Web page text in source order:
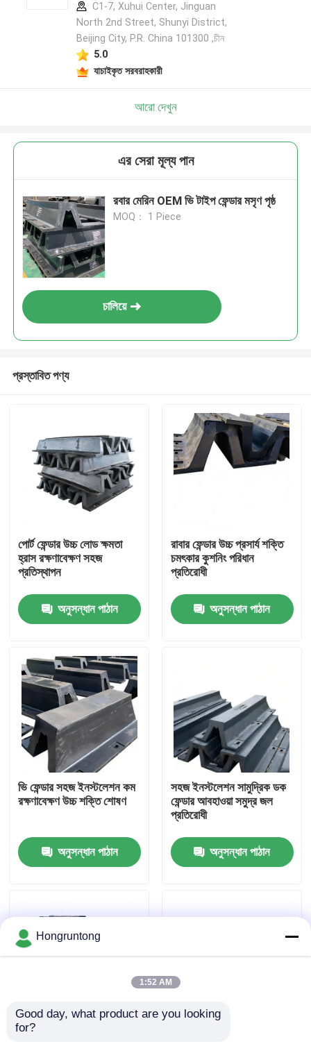
ভিডিও
আমাদের সম্পর্কে
গুণমান নিয়ন্ত্রণ
উদ্ধৃতির জন্য আবেদন
ডক রাবার ফেন্ডার
C1-7, Xuhui Center, Jinguan
North 2nd Street, Shunyi District,
Beijing City, P.R. China 101300 ,চীন
5.0
যাচাইকৃত সরবরাহকারী
আরো দেখুন
এর সেরা মূল্য পান
রবার মেরিন OEM ভি টাইপ ফেন্ডার মসৃণ পৃষ্ঠ
MOQ： 1 Piece
চালিয়ে
প্রস্তাবিত পণ্য
পোর্ট ফেন্ডার উচ্চ লোড ক্ষমতা
হ্রাস রক্ষণাবেক্ষণ সহজ
প্রতিস্থাপন
অনুসন্ধান পাঠান
রাবার ফেন্ডার উচ্চ প্রসার্য শক্তি
চমৎকার কুশনিং পরিধান
প্রতিরোধী
অনুসন্ধান পাঠান
ভি ফেন্ডার সহজ ইনস্টলেশন কম
রক্ষণাবেক্ষণ উচ্চ শক্তি শোষণ
অনুসন্ধান পাঠান
সহজ ইনস্টলেশন সামুদ্রিক ডক
ফেন্ডার আবহাওয়া সমুদ্র জল
প্রতিরোধী
অনুসন্ধান পাঠান
V ডক ফেনডার উচ্চ প্রভাব
Hongruntong
1:52 AM
Good day, what product are you looking
for?